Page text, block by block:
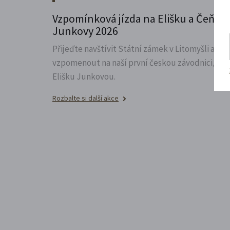
Vzpomínková jízda na Elišku a Čeňka
Junkovy 2026
Přijeďte navštívit Státní zámek v Litomyšli a
vzpomenout na naší první českou závodnici,
Elišku Junkovou.
Rozbalte si další akce